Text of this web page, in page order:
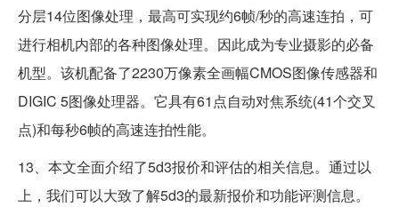
分层14位图像处理，最高可实现约6帧/秒的高速连拍，可
进行相机内部的各种图像处理。因此成为专业摄影的必备
机型。该机配备了2230万像素全画幅CMOS图像传感器和
DIGIC 5图像处理器。它具有61点自动对焦系统(41个交叉
点)和每秒6帧的高速连拍性能。
13、本文全面介绍了5d3报价和评估的相关信息。通过以
上，我们可以大致了解5d3的最新报价和功能评测信息。